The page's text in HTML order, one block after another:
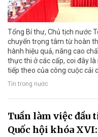
Tổng Bí thư, Chủ tịch nước
chuyển trọng tâm từ hoàn
hành hiệu quả, nâng cao
thực thi ở các cấp, coi đây
tiếp theo của công cuộc cải
Tin trong nước
Tuần làm việc đầu
Quốc hội khóa